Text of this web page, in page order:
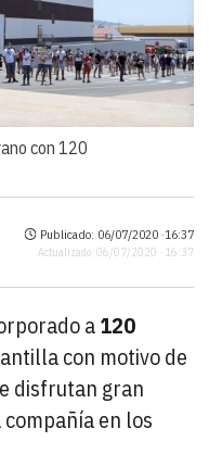
con 120
Publicado: 06/07/2020 ·16:37
Actualizado: 06/07/2020 · 16:37
a120
con motivo de
disfrutan gran
en los